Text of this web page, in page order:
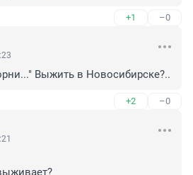
+1 –0
Выжить в Новосибирске?..
+2 –0